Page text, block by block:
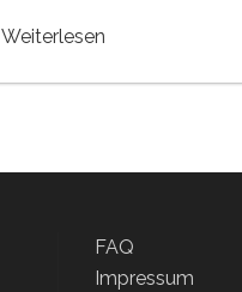
Weiterlesen
FAQ
Impressum